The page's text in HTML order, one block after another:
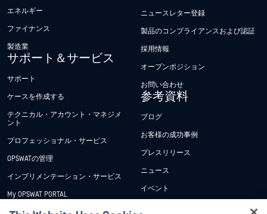
エネルギー
ファイナンス
製造業
サポート＆サービス
サポート
ケースを作成する
テクニカル・アカウント・マネジメ
ント
プロフェッショナル・サービス
OPSWATの管理
インプリメンテーション・サービス
My OPSWAT PORTAL
ニュースレター登録
製品のコンプライアンスおよび認証
採用情報
オープンポジション
お問い合わせ
参考資料
ブログ
お客様の成功事例
プレスリリース
ニュース
イベント